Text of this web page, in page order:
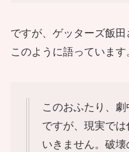
ですが、ゲッターズ飯
このように語っています
このおふたり、
ですが、現実では
いきません。破